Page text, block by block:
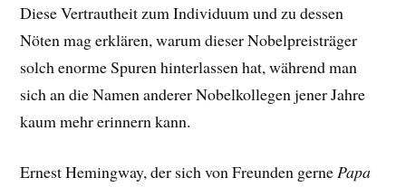
Diese Vertrautheit zum Individuum und zu dessen
Nöten mag erklären, warum dieser Nobelpreisträger
solch enorme Spuren hinterlassen hat, während man
sich an die Namen anderer Nobelkollegen jener Jahre
kaum mehr erinnern kann.
Ernest Hemingway, der sich von Freunden gernePapa